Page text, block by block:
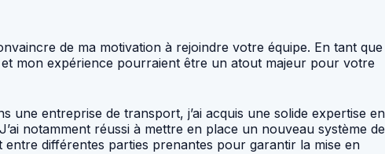
de ma motivation à rejoindre votre équipe. En tant que
mon expérience pourraient être un atout majeur pour votre
une entreprise de transport, j’ai acquis une solide expertise en
notamment réussi à mettre en place un nouveau système de
entre différentes parties prenantes pour garantir la mise en